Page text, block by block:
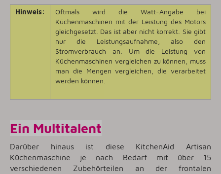
Hinweis:
Oftmals wird die Watt-Angabe bei
Küchenmaschinen mit der Leistung des Motors
gleichgesetzt. Das ist aber nicht korrekt. Sie gibt
nur die Leistungsaufnahme, also den
Stromverbrauch an. Um die Leistung von
Küchenmaschinen vergleichen zu können, muss
man die Mengen vergleichen, die verarbeitet
werden können.
Ein Multitalent
Darüber hinaus ist diese KitchenAid Artisan
Küchenmaschine je nach Bedarf mit über 15
verschiedenen Zubehörteilen an der frontalen